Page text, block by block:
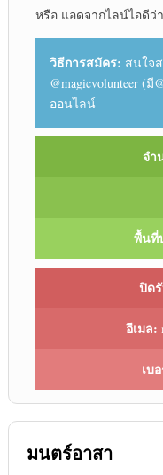
หรือ แอดจากไลน์ไอดีว่
วิธีการสมัคร: สนใจ
@magicvolunteer (
ออนไลน์
จำ
พื้นที่
ปิด
อีเมล:
เบ
มนตร์อาสา